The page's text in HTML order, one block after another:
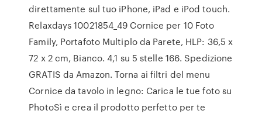
direttamente sul tuo iPhone, iPad e iPod touch.
Relaxdays 10021854_49 Cornice per 10 Foto
Family, Portafoto Multiplo da Parete, HLP: 36,5 x
72 x 2 cm, Bianco. 4,1 su 5 stelle 166. Spedizione
GRATIS da Amazon. Torna ai filtri del menu
Cornice da tavolo in legno: Carica le tue foto su
PhotoSì e crea il prodotto perfetto per te ️